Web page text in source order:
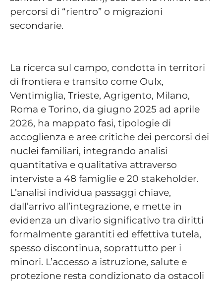
percorsi di “rientro” o migrazioni
secondarie.
La ricerca sul campo, condotta in territori
di frontiera e transito come Oulx,
Ventimiglia, Trieste, Agrigento, Milano,
Roma e Torino, da giugno 2025 ad aprile
2026, ha mappato fasi, tipologie di
accoglienza e aree critiche dei percorsi dei
nuclei familiari, integrando analisi
quantitativa e qualitativa attraverso
interviste a 48 famiglie e 20 stakeholder.
L’analisi individua passaggi chiave,
dall’arrivo all’integrazione, e mette in
evidenza un divario significativo tra diritti
formalmente garantiti ed effettiva tutela,
spesso discontinua, soprattutto per i
minori. L’accesso a istruzione, salute e
protezione resta condizionato da ostacoli